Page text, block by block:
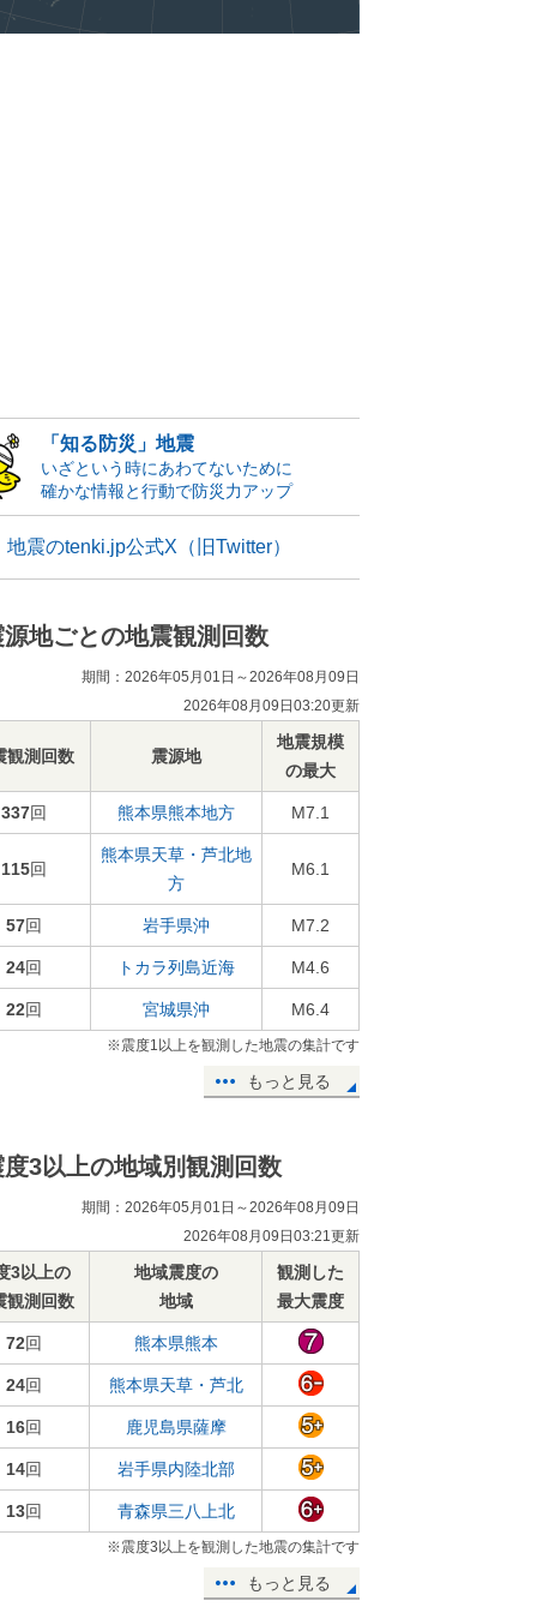
「知る防災」地震
いざという時にあわてないために
確かな情報と行動で防災力アップ
地震のtenki.jp公式X（旧Twitter）
源地ごとの地震観測回数
期間：2026年05月01日～2026年08月09日
2026年08月09日03:20更新
観測回数 震源地
地震規模
の最大
337回 熊本県熊本地方 M7.1
115回
熊本県天草・芦北地
方
M6.1
57回 岩手県沖 M7.2
24回 トカラ列島近海 M4.6
22回 宮城県沖 M6.4
※震度1以上を観測した地震の集計です
もっと見る
度3以上の地域別観測回数
期間：2026年05月01日～2026年08月09日
2026年08月09日03:21更新
3以上の
観測回数
地域震度の
地域
観測した
最大震度
72回 熊本県熊本
24回 熊本県天草・芦北
16回 鹿児島県薩摩
14回 岩手県内陸北部
13回 青森県三八上北
※震度3以上を観測した地震の集計です
もっと見る